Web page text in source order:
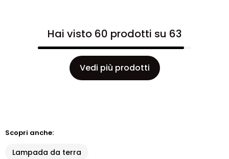
Hai visto 60 prodotti su 63
Vedi più prodotti
Scopri anche:
Lampada da terra